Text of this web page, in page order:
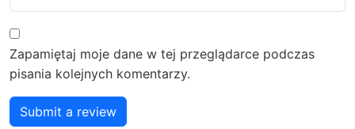
Zapamiętaj moje dane w tej przeglądarce podczas
pisania kolejnych komentarzy.
Submit a review